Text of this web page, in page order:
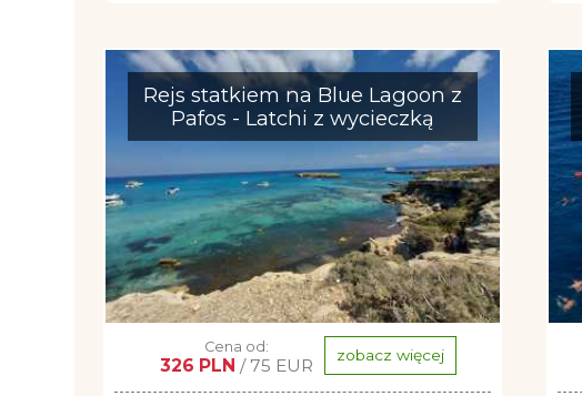
Rejs statkiem na Blue Lagoon z
Pafos - Latchi z wycieczką
Cena od:
326 PLN / 75 EUR zobacz więcej